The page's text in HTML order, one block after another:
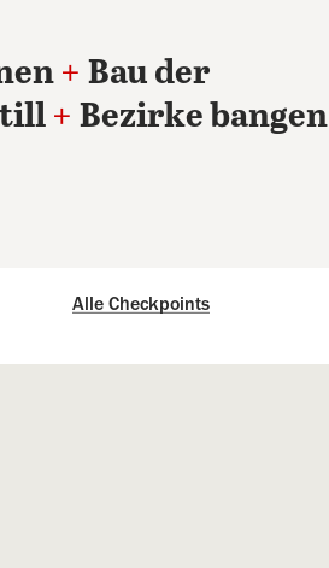
+ Bau der
+ Bezirke bangen
Alle Checkpoints